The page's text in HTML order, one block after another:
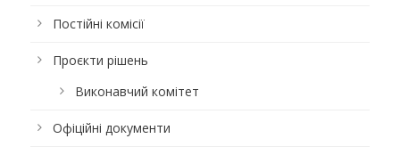
Постійні комісії
Проєкти рішень
Виконавчий комітет
Офіційні документи